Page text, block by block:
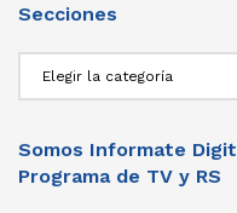
Secciones
Somos Informate
Programa de TV y RS